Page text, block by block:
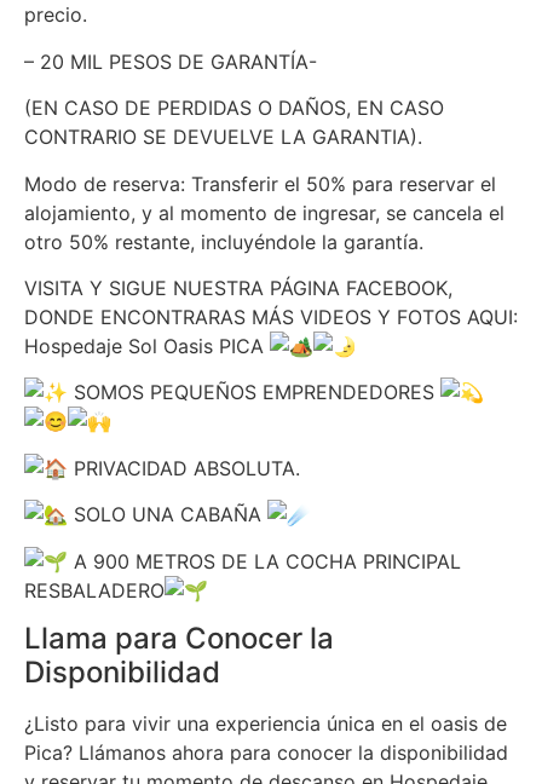
precio.
– 20 MIL PESOS DE GARANTÍA-
(EN CASO DE PERDIDAS O DAÑOS, EN CASO
CONTRARIO SE DEVUELVE LA GARANTIA).
Modo de reserva: Transferir el 50% para reservar el
alojamiento, y al momento de ingresar, se cancela el
otro 50% restante, incluyéndole la garantía.
VISITA Y SIGUE NUESTRA PÁGINA FACEBOOK,
DONDE ENCONTRARAS MÁS VIDEOS Y FOTOS AQUI:
Hospedaje Sol Oasis PICA
SOMOS PEQUEÑOS EMPRENDEDORES
PRIVACIDAD ABSOLUTA.
SOLO UNA CABAÑA
A 900 METROS DE LA COCHA PRINCIPAL
RESBALADERO
Llama para Conocer la
Disponibilidad
¿Listo para vivir una experiencia única en el oasis de
Pica? Llámanos ahora para conocer la disponibilidad